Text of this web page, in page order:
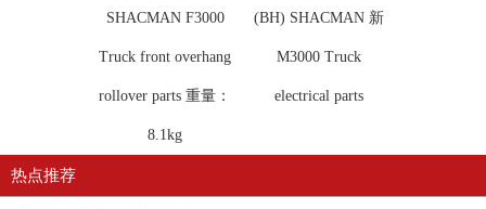
SHACMAN F3000
Truck front overhang
rollover parts 重量：
8.1kg
(BH) SHACMAN 新
M3000 Truck
electrical parts
热点推荐